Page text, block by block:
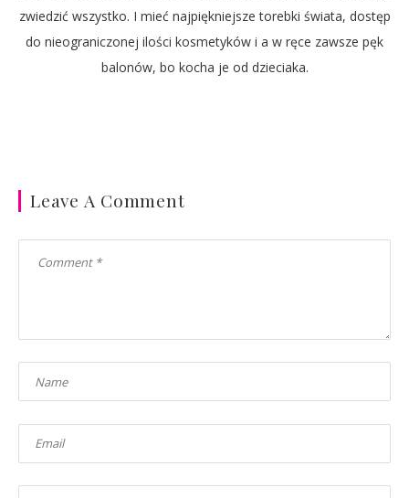
zwiedzić wszystko. I mieć najpiękniejsze torebki świata, dostęp
do nieograniczonej ilości kosmetyków i a w ręce zawsze pęk
balonów, bo kocha je od dzieciaka.
Leave A Comment